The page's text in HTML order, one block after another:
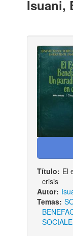
Iniciar sesión
Isuani,
Título: El
crisis
Autor:
Temas: